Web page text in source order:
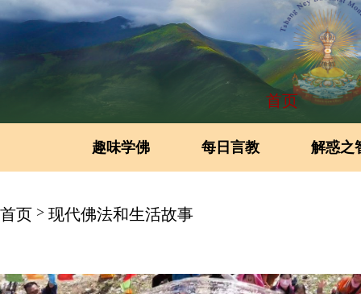
首页
趣味学佛 每日言教 解惑之
首页 > 现代佛法和生活故事